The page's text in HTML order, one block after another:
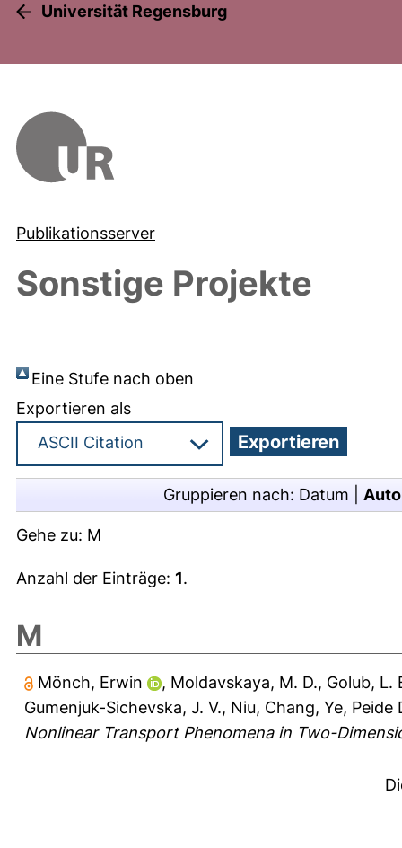
Universität Regensburg
Publikationsserver
Sonstige Projekte
Eine Stufe nach oben
Exportieren als
Gruppieren nach: Datum
Gehe zu: M
Anzahl der Einträge: 1.
M
Mönch, Erwin , Moldavskaya, M. D., Golub, L.
Gumenjuk-Sichevska, J. V., Niu, Chang, Ye, Peide
Nonlinear Transport Phenomena in Two-